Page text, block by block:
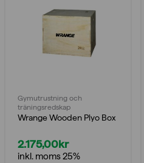
Gymutrustning och
träningsredskap
Wrange Wooden Plyo Box
2.175,00kr
inkl. moms 25%